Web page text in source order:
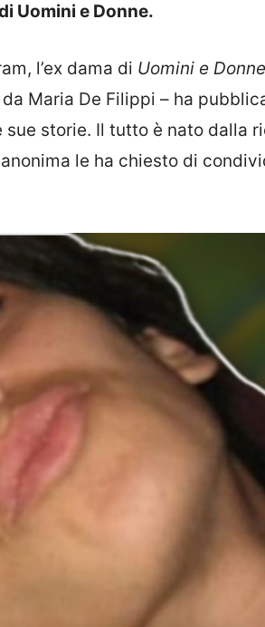
Uomini e Donne.
l’ex dama di Uomini e Donne
Maria De Filippi – ha
storie. Il tutto è nato dalla
le ha chiesto di